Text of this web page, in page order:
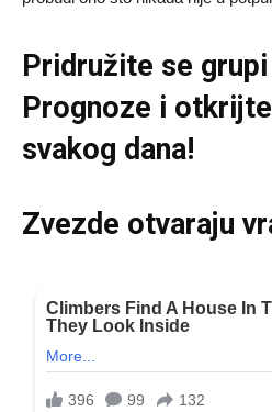
Pridružite se
Prognoze i
svakog dana!
Zvezde otvaraju